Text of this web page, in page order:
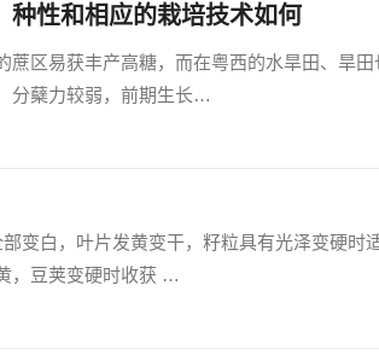
种性和相应的栽培技术如何
区易获丰产高糖，而在粤西的水旱田、旱田
分蘖力较弱，前期生长…
变白，叶片发黄变干，籽粒具有光泽变硬时
，豆荚变硬时收获 …